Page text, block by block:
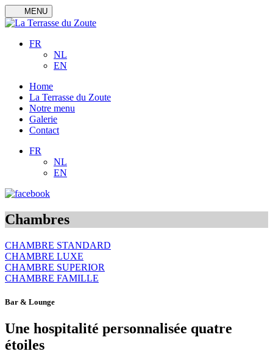
Skip
to
MENU
FR
NL
EN
Home
La Terrasse du Zoute
Notre menu
Galerie
Contact
FR
NL
EN
Chambres
CHAMBRE STANDARD
CHAMBRE LUXE
CHAMBRE SUPERIOR
CHAMBRE FAMILLE
Bar & Lounge
Une hospitalité personnalisée quatre
étoiles